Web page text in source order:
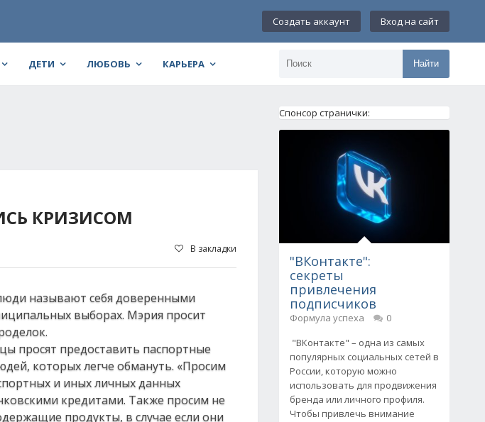
Создать аккаунт Вход на сайт
ДЕТИ ЛЮБОВЬ КАРЬЕРА Найти
КРИЗИСОМ
В закладки
называют себя доверенными
выборах. Мэрия просит
просят предоставить паспортные
которых легче обмануть. «Просим
и иных личных данных
кредитами. Также просим не
продукты, в случае если они
Спонсор странички:
"ВКонтакте":
секреты
привлечения
подписчиков
Формула успеха
0
"ВКонтакте" – одна из самых
популярных социальных сетей в
России, которую можно
использовать для продвижения
бренда или личного профиля.
Чтобы привлечь внимание